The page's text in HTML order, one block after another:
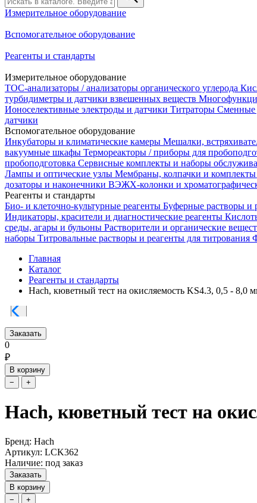
Измерительное оборудование
Вспомогательное оборудование
Реагенты и стандарты
Измерительное оборудование
TOC-анализаторы / анализаторы органического углерода
турбидиметры и датчики взвешенных веществ
Ионоселективные электроды и датчики Титраторы Сменные
датчики
Вспомогательное оборудование
Инкубаторы и климатические камеры Мешалки,
вакуумные шкафы Термореакторы / приборы для
пробоподготовка Сервисные комплекты и наборы
Лампы и оптические узлы Мембраны, колпачки и комплекты
дозаторы и наконечники ВЭЖХ-колонки и
Реагенты и стандарты
Био- и клеточно-культурные реагенты Буферные растворы и
Индикаторы, красители и диагностические реагенты
среды, агары и бульоны Растворители и органические
наборы Титровальные растворы и реагенты для титрования
Главная
Каталог
Реагенты и стандарты
Hach, кюветный тест на окисляемость KS4.3, 0,5 - 8,0
Заказать
0
₽
В корзину
−
+
Hach, кюветный тест на
Бренд: Hach
Артикул: LCK362
Наличие: под заказ
Заказать
В корзину
−
+